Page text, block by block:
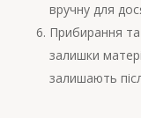
вручну для
Прибирання та
залишки
залишають